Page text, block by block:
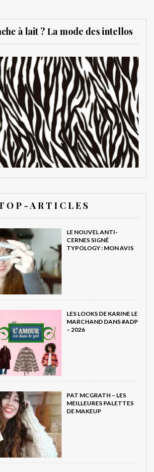
à lait ? La mode des intellos
O P - A R T I C L E S
LE NOUVEL ANTI-
CERNES SIGNÉ
TYPOLOGY : MON AVIS
LES LOOKS DE KARINE LE
MARCHAND DANS #ADP
– 2026
PAT MCGRATH – LES
MEILLEURES PALETTES
DE MAKEUP